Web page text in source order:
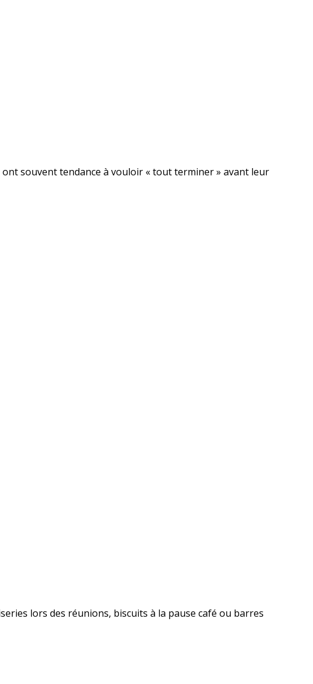
ont souvent tendance à vouloir « tout terminer » avant leur
lors des réunions, biscuits à la pause café ou barres